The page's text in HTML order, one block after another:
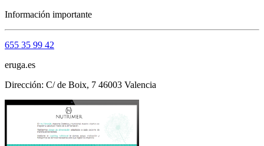
Información importante
655 35 99 42
eruga.es
Dirección: C/ de Boix, 7 46003 Valencia